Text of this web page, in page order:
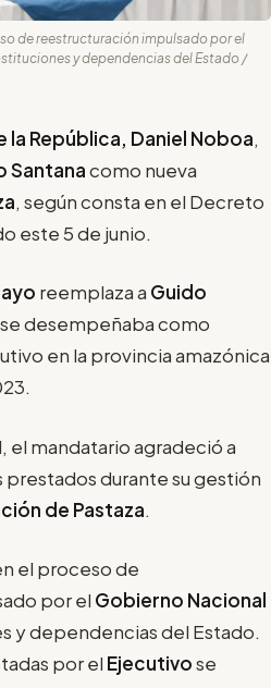
de reestructuración impulsado por el
y dependencias del Estado /
República, Daniel Noboa,
Santanacomo nueva
, según consta en el Decreto
este 5 de junio.
reemplaza a Guido
se desempeñaba como
en la provincia amazónica
el mandatario agradeció a
prestados durante su gestión
de Pastaza.
el proceso de
por el Gobierno Nacional
y dependencias del Estado.
por el Ejecutivose